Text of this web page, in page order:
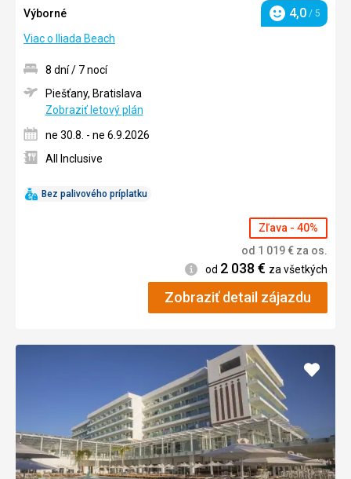
Výborné
Hodnotenie
4,0 / 5
Viac o Iliada Beach
Bez palivového príplatku
8 dní / 7 nocí
Piešťany, Bratislava
Zobraziť letový plán
ne 30.8. - ne 6.9.2026
All Inclusive
Zľava - 40%
od 1 019€ za os.
Informácie
od 2 038 € za všetkých
Zobraziť detail zájazdu
Pridať